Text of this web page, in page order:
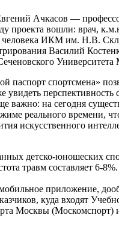
Ачкасов —
проекта вошли: врач,
человека ИКМ им. Н.В.
Василий
Университета
спортсмена»
увидеть
важно: на сегодня
реального
искусственного
детско-юношеских
травм составляет 6-
приложение,
куда входят
Москвы (Москомспорт)